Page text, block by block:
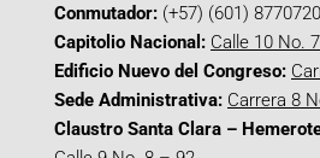
Conmutador: (+57) (601) 8770720
Capitolio Nacional: Calle 10 No.
Edificio Nuevo del Congreso:
Sede Administrativa: Carrera 8
Claustro Santa Clara –